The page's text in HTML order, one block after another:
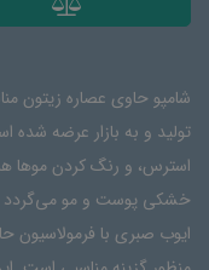
تولید و به بازار عرضه شده
استرس، و رنگ کردن موها
خشکی پوست و مو می‌گردد از
ایوب صبری با